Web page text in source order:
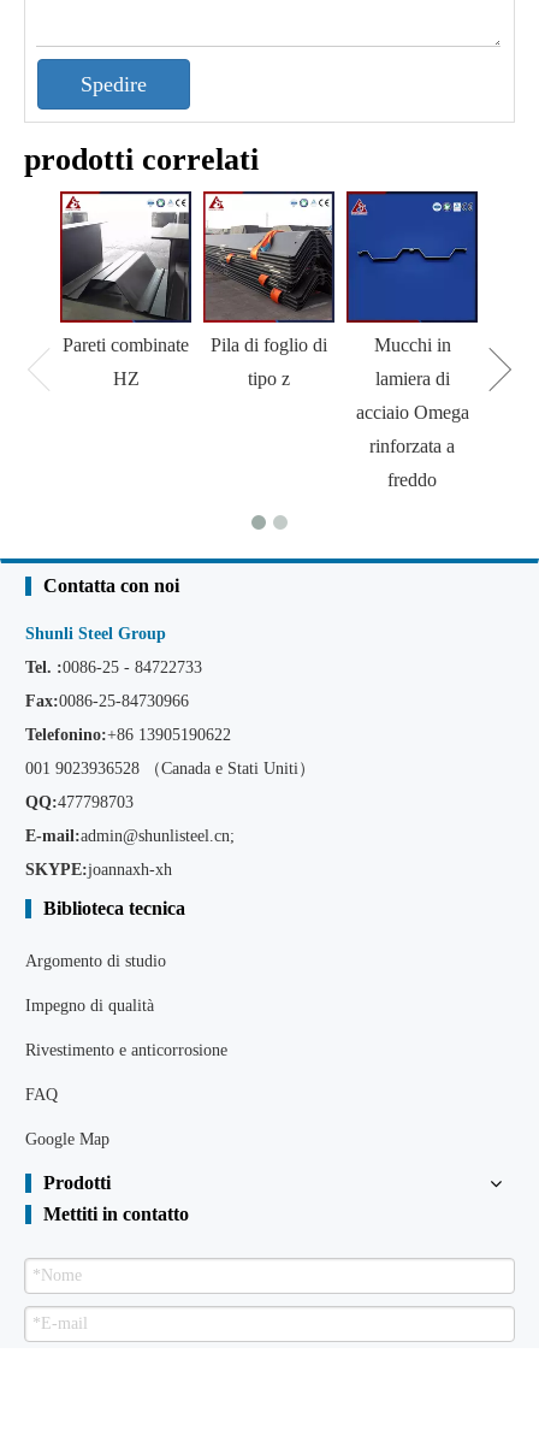
Spedire
prodotti correlati
Pareti combinate
HZ
Pila di foglio di
tipo z
Mucchi in
lamiera di
acciaio Omega
rinforzata a
freddo
Contatta con noi
Shunli Steel Group
Tel. :0086-25 - 84722733
Fax:0086-25-84730966
Telefonino:+86 13905190622
001 9023936528 （Canada e Stati Uniti）
QQ:477798703
E-mail:admin@shunlisteel.cn;
SKYPE:joannaxh-xh
Biblioteca tecnica
Argomento di studio
Impegno di qualità
Rivestimento e anticorrosione
FAQ
Google Map
Prodotti
Mettiti in contatto